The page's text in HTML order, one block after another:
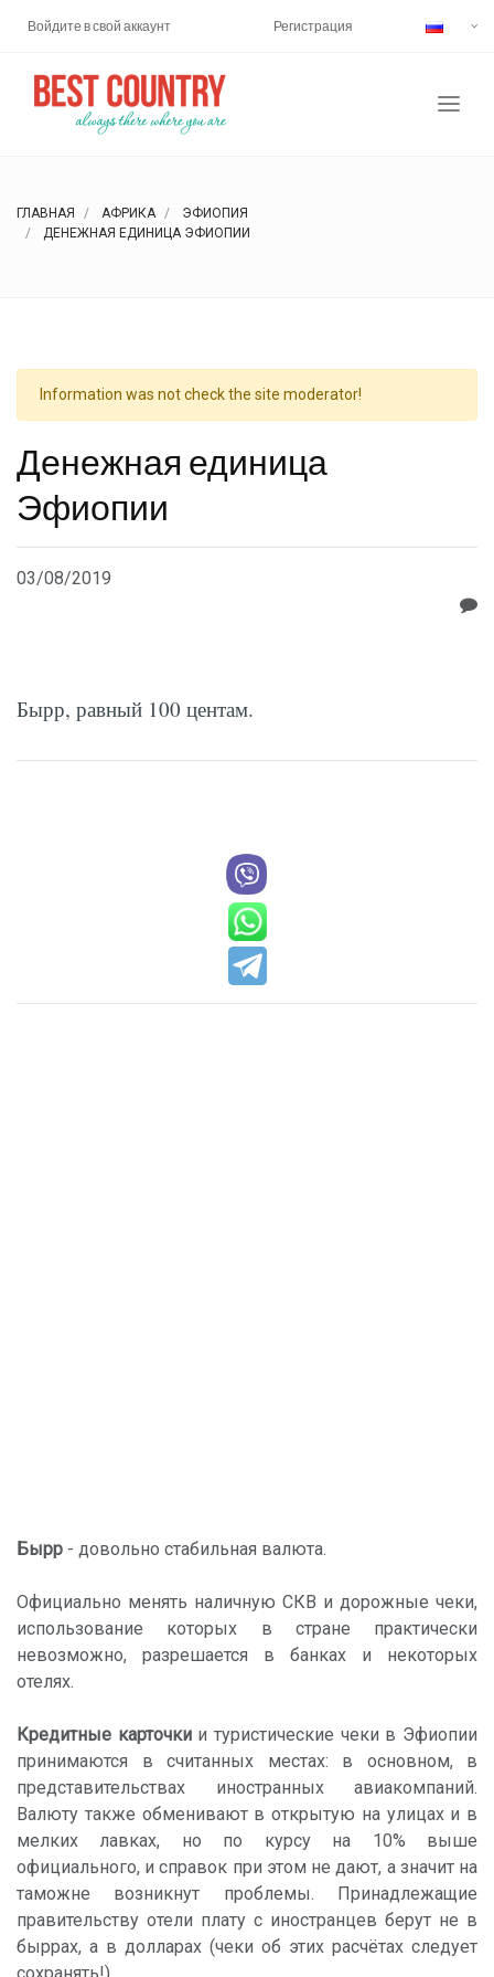
Войдите в свой аккаунт Регистрация
ГЛАВНАЯ АФРИКА
ЭФИОПИЯ
ДЕНЕЖНАЯ ЕДИНИЦА ЭФИОПИИ
Information was not check the site moderator!
Денежная единица
Эфиопии
03/08/2019
Бырр, равный 100 центам.
Бырр - довольно стабильная валюта.
Официально менять наличную СКВ и дорожные чеки,
использование которых в стране практически
невозможно, разрешается в банках и некоторых
отелях.
Кредитные карточкии туристические чеки в Эфиопии
принимаются в считанных местах: в основном, в
представительствах иностранных авиакомпаний.
Валюту также обменивают в открытую на улицах и в
мелких лавках, но по курсу на 10% выше
официального, и справок при этом не дают, а значит на
таможне возникнут проблемы. Принадлежащие
правительству отели плату с иностранцев берут не в
быррах, а в долларах (чеки об этих расчётах следует